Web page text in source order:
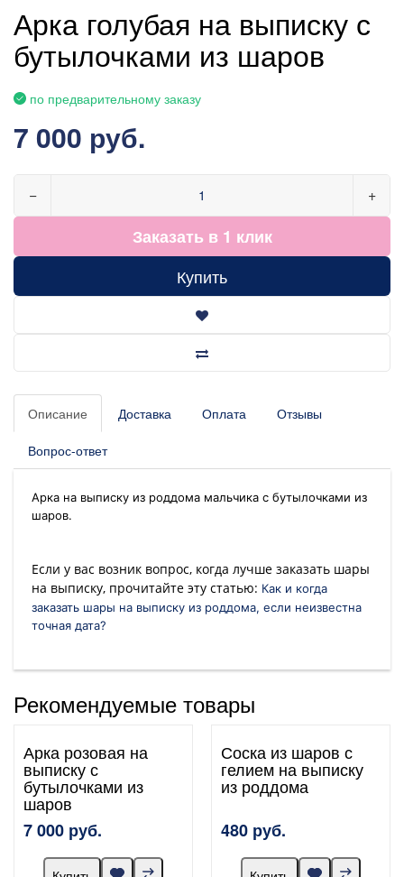
Арка голубая на выписку с
бутылочками из шаров
по предварительному заказу
7 000 руб.
− +
Заказать в 1 клик
Купить
Описание Доставка Оплата Отзывы
Вопрос-ответ
Арка на выписку из роддома мальчика с бутылочками из
шаров.
Если у вас возник вопрос, когда лучше заказать шары
на выписку, прочитайте эту статью: Как и когда
заказать шары на выписку из роддома, если неизвестна
точная дата?
Рекомендуемые товары
Арка розовая на
выписку с
бутылочками из
шаров
7 000 руб.
Соска из шаров с
гелием на выписку
из роддома
480 руб.